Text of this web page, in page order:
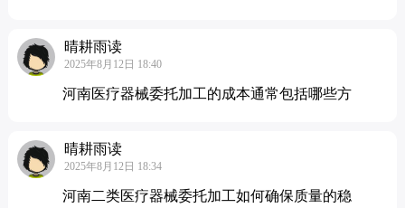
晴耕雨读
2025年8月12日 18:40
河南医疗器械委托加工的成本通常包括哪些方
晴耕雨读
2025年8月12日 18:34
河南二类医疗器械委托加工如何确保质量的稳